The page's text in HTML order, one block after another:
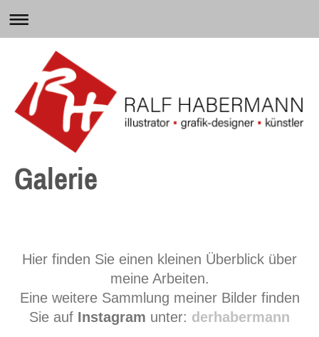
Galerie
Hier finden Sie einen kleinen Überblick über
meine Arbeiten.
Eine weitere Sammlung meiner Bilder finden
Sie auf Instagram unter: derhabermann